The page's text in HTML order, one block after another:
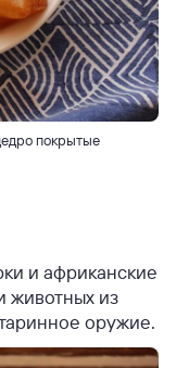
покрытые
и африканские
животных из
оружие.